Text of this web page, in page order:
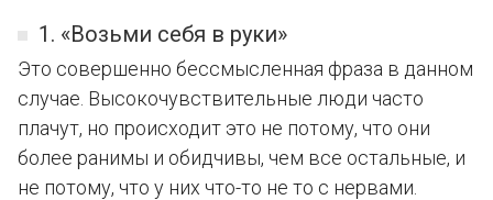
1. «Возьми себя в руки»
Это совершенно бессмысленная фраза в данном
случае. Высокочувствительные люди часто
плачут, но происходит это не потому, что они
более ранимы и обидчивы, чем все остальные, и
не потому, что у них что-то не то с нервами.